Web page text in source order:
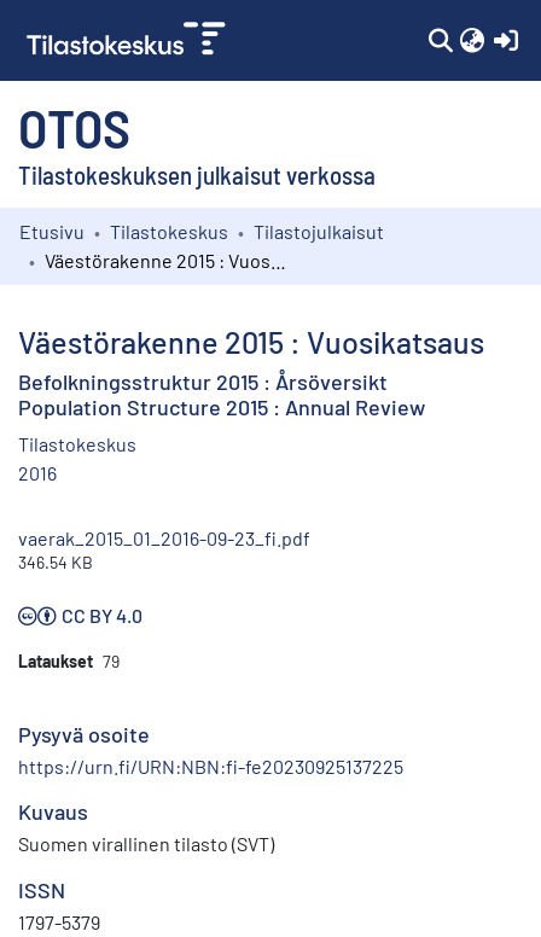
OTOS
Tilastokeskuksen julkaisut verkossa
Kokoelmat
Etusivu Tilastokeskus
Tilastojulkaisut
Väestörakenne 2015 : Vuosikatsaus
Befolkningsstruktur 2015 : Årsöversikt
Population Structure 2015 : Annual Review
Tilastokeskus
2016
vaerak_2015_01_2016-09-23_fi.pdf
346.54 KB
CC BY 4.0
Lataukset 79
Pysyvä osoite
https://urn.fi/URN:NBN:fi-fe20230925137225
Kuvaus
Suomen virallinen tilasto (SVT)
ISSN
1797-5379